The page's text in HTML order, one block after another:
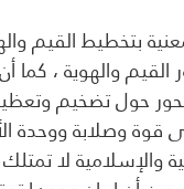
بتخطيط القيم
القيم والهوية ،
حول تضخيم
وصلابة ووحدة
والإسلامية لا